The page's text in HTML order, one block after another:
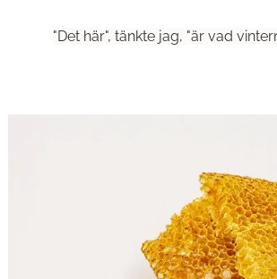
"Det här", tänkte jag, "är vad